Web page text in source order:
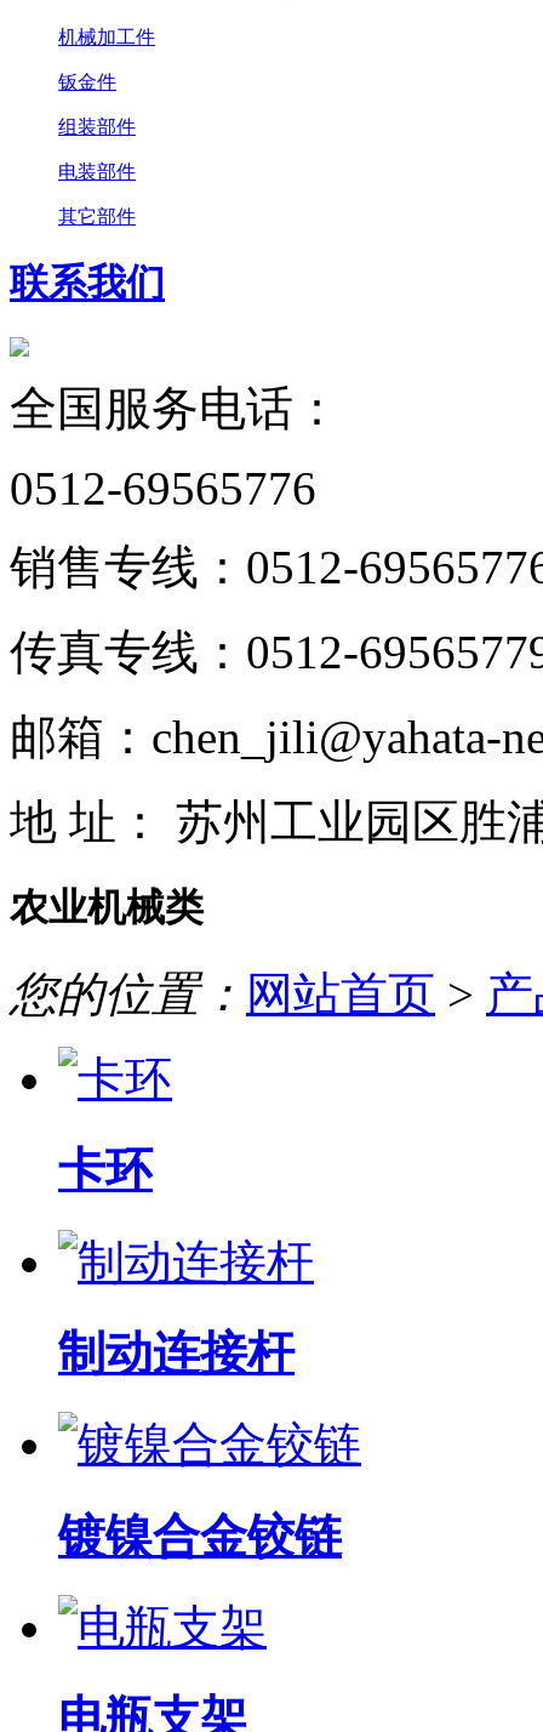
机械加工件
钣金件
组装部件
电装部件
其它部件
联系我们
全国服务电话：
0512-69565776
销售专线：0512-
传真专线：0512-
邮箱：chen_jili@yahata-
地 址： 苏州工业园区胜
农业机械类
您的位置： 网站首页 >
卡环
制动连接杆
镀镍合金铰链
电瓶支架